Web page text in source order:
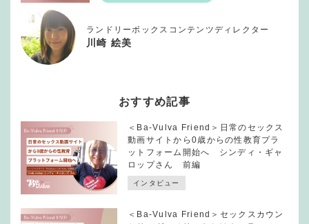
ランドリーボックスコンテンツディレクター
川崎 絵美
おすすめ記事
＜Ba-Vulva Friend＞日常のセックス
動画サイトから0歳からの性教育プラ
ットフォーム開始へ シンディ・ギャ
ロップさん 前編
インタビュー
＜Ba-Vulva Friend＞セックスカウン